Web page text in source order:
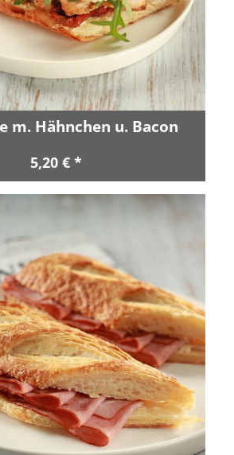
m. Hähnchen u. Bacon
5,20 € *